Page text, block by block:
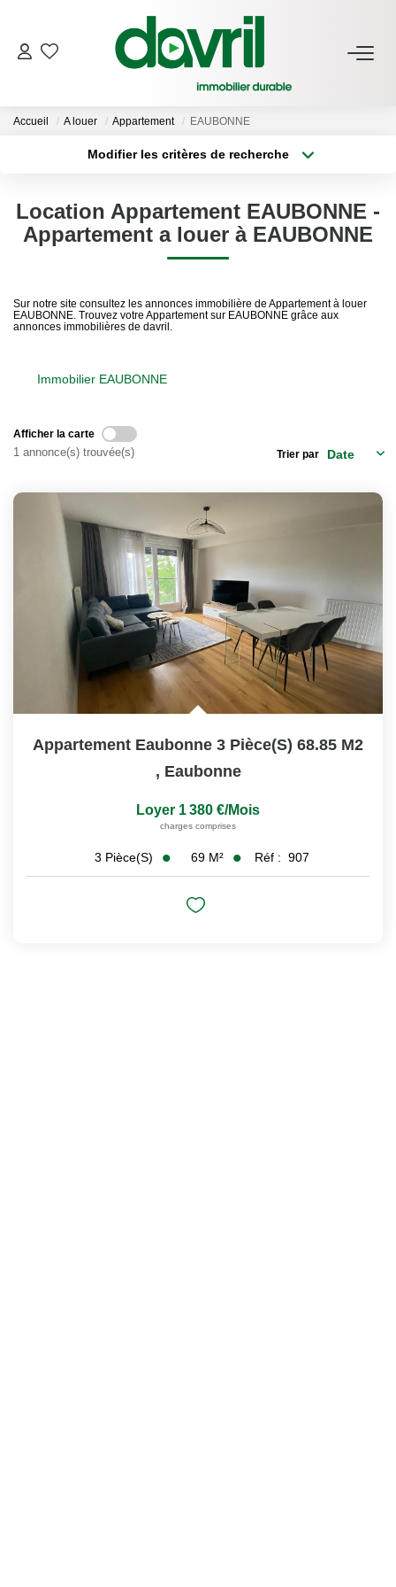
NOS BIENS
Gérés À Vendre
GESTION LOCATIVE
NOTRE AGENCE
Qui Sommes-Nous
EXTRANET
Davril Immo
Gestion
CONTACT
Accueil A louer Appartement EAUBONNE
Modifier les critères de recherche
Sélectionnez...
Type de bien
Surface min
Créer une alerte
Location Appartement EAUBONNE -
Appartement a louer à EAUBONNE
Sur notre site consultez les annonces immobilière de Appartement à louer
EAUBONNE. Trouvez votre Appartement sur EAUBONNE grâce aux
annonces immobilières de davril.
Immobilier EAUBONNE
Afficher la carte
1 annonce(s) trouvée(s) Trier par
Appartement Eaubonne 3 Pièce(s) 68.85 M2
, Eaubonne
Loyer 1 380 €/mois
charges comprises
3 Pièce(s) 69 M² Réf : 907